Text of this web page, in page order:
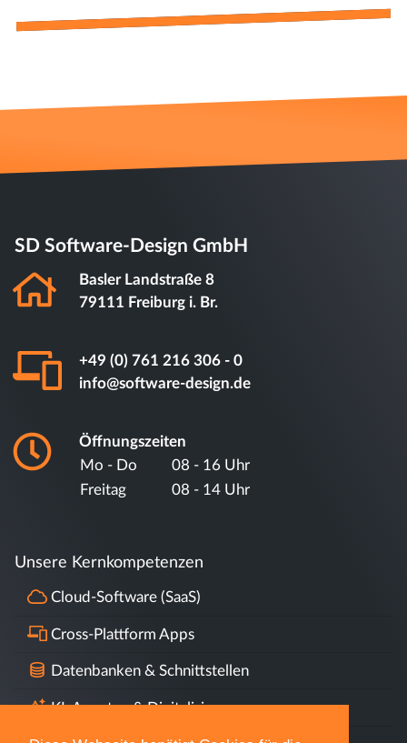
Basler Landstraße 8
Cloud-Software (SaaS)
Cross-Plattform Apps
Datenbanken & Schnittstellen
KI, Agenten & Digitalisierung
Datenschutz & DSGVO